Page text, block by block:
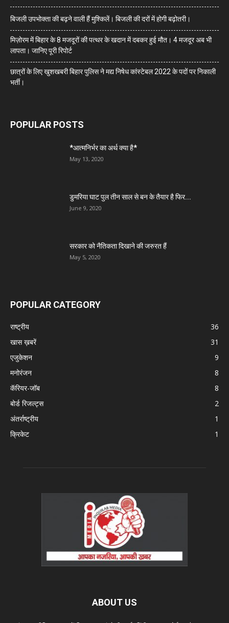
बिजली उपभोक्ता की बढ़ने वाली हैं मुश्किलें। बिजली की दरों में होगी बढ़ोतरी।
मिज़ोरम में बिहार के 8 मजदूरों की पत्थर के खदान में दबकर हुई मौत। 4 मजदूर अब भी
लापता। जानिए पूरी रिपोर्ट
छात्रों के लिए खुशखबरी बिहार पुलिस ने मद्य निषेध कांस्टेबल 2022 के पदों पर निकाली
भर्ती।
POPULAR POSTS
*आत्मनिर्भर का अर्थ क्या है*
May 13, 2020
डुमरिया घाट पुल तीन साल से बन के तैयार है फिर...
June 9, 2020
सरकार को नैतिकता दिखाने की जरुरत हैं
May 5, 2020
POPULAR CATEGORY
राष्ट्रीय
36
खास ख़बरें
31
एजुकेशन
9
मनोरंजन
8
कॅरियर-जॉब
8
बोर्ड रिजल्ट्स
2
अंतर्राष्ट्रीय
1
क्रिकेट
1
ABOUT US